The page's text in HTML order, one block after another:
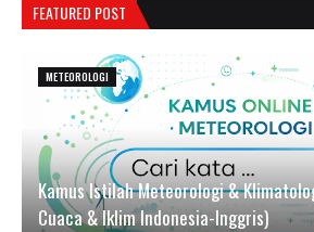
FEATURED POST
METEOROLOGI
Kamus Istilah Meteorologi &
Cuaca & Iklim Indonesia-Inggris)